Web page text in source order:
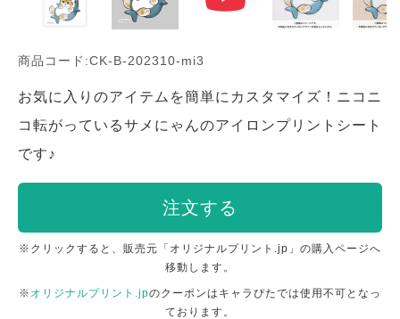
商品コード:CK-B-202310-mi3
お気に入りのアイテムを簡単にカスタマイズ！ニコニ
コ転がっているサメにゃんのアイロンプリントシート
です♪
注文する
※クリックすると、販売元「オリジナルプリント.jp」の購入ページへ
移動します。
※ オリジナルプリント.jpのクーポンはキャラぴたでは使用不可となっ
ております。